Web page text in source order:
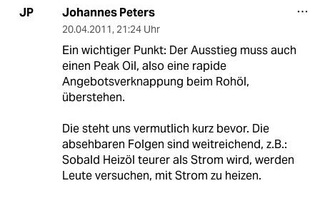
JP Johannes Peters
20.04.2011, 21:24 Uhr
Ein wichtiger Punkt: Der Ausstieg muss auch
einen Peak Oil, also eine rapide
Angebotsverknappung beim Rohöl,
überstehen.
Die steht uns vermutlich kurz bevor. Die
absehbaren Folgen sind weitreichend, z.B.:
Sobald Heizöl teurer als Strom wird, werden
Leute versuchen, mit Strom zu heizen.